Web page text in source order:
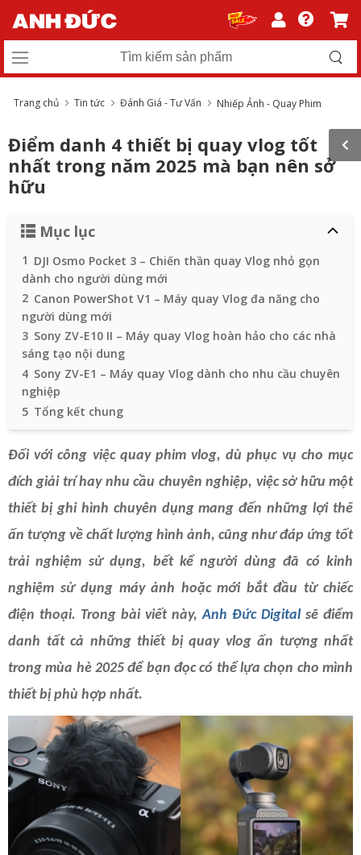
Trang chủ Tin tức Đánh Giá - Tư Vấn Nhiếp Ảnh - Quay Phim
Điểm danh 4 thiết bị quay vlog tốt
nhất trong năm 2025 mà bạn nên sở
hữu
Mục lục
1 DJI Osmo Pocket 3 – Chiến thần quay Vlog nhỏ gọn
dành cho người dùng mới
2 Canon PowerShot V1 – Máy quay Vlog đa năng cho
người dùng mới
3 Sony ZV-E10 II – Máy quay Vlog hoàn hảo cho các nhà
sáng tạo nội dung
4 Sony ZV-E1 – Máy quay Vlog dành cho nhu cầu chuyên
nghiệp
5 Tổng kết chung
Đối với công việc quay phim vlog, dù phục vụ cho mục
đích giải trí hay nhu cầu chuyên nghiệp, việc sở hữu một
thiết bị ghi hình chuyên dụng mang đến những lợi thế
ấn tượng về chất lượng hình ảnh, cũng như đáp ứng tốt
trải nghiệm sử dụng, bết kể người dùng đã có kinh
nghiệm sử dụng máy ảnh hoặc mới bắt đầu từ chiếc
điện thoại. Trong bài viết này,Anh Đức Digital sẽ điểm
danh tất cả những thiết bị quay vlog ấn tượng nhất
trong mùa hè 2025 để bạn đọc có thể lựa chọn cho mình
thiết bị phù hợp nhất.